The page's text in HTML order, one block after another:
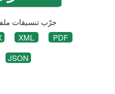
جرّب تنسيقات
PDF
XML
JSON